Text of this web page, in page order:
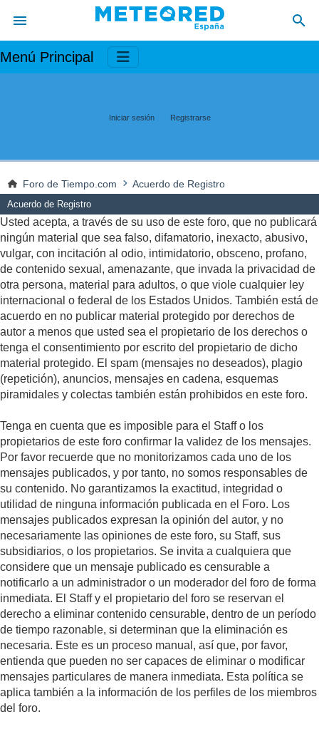
Menú Principal
Iniciar sesión Registrarse
Foro de Tiempo.com Acuerdo de Registro
Acuerdo de Registro
Usted acepta, a través de su uso de este foro, que no publicará
ningún material que sea falso, difamatorio, inexacto, abusivo,
vulgar, con incitación al odio, intimidatorio, obsceno, profano,
de contenido sexual, amenazante, que invada la privacidad de
otra persona, material para adultos, o que viole cualquier ley
internacional o federal de los Estados Unidos. También está de
acuerdo en no publicar material protegido por derechos de
autor a menos que usted sea el propietario de los derechos o
tenga el consentimiento por escrito del propietario de dicho
material protegido. El spam (mensajes no deseados), plagio
(repetición), anuncios, mensajes en cadena, esquemas
piramidales y colectas también están prohibidos en este foro.
Tenga en cuenta que es imposible para el Staff o los
propietarios de este foro confirmar la validez de los mensajes.
Por favor recuerde que no monitorizamos cada uno de los
mensajes publicados, y por tanto, no somos responsables de
su contenido. No garantizamos la exactitud, integridad o
utilidad de ninguna información publicada en el Foro. Los
mensajes publicados expresan la opinión del autor, y no
necesariamente las opiniones de este foro, su Staff, sus
subsidiarios, o los propietarios. Se invita a cualquiera que
considere que un mensaje publicado es censurable a
notificarlo a un administrador o un moderador del foro de forma
inmediata. El Staff y el propietario del foro se reservan el
derecho a eliminar contenido censurable, dentro de un período
de tiempo razonable, si determinan que la eliminación es
necesaria. Este es un proceso manual, así que, por favor,
entienda que pueden no ser capaces de eliminar o modificar
mensajes particulares de manera inmediata. Esta política se
aplica también a la información de los perfiles de los miembros
del foro.